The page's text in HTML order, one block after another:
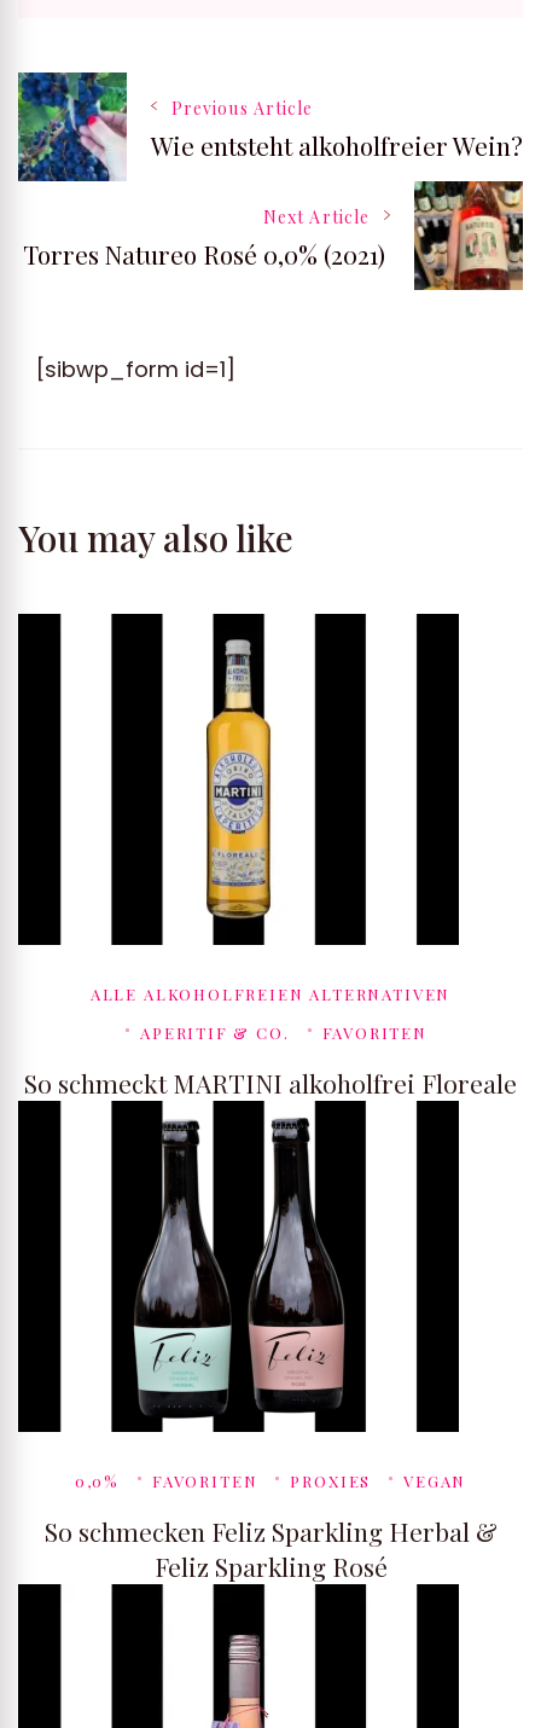
Post
Navigation
Previous Article
Wie entsteht alkoholfreier Wein?
Next Article
Torres Natureo Rosé 0,0% (2021)
[sibwp_form id=1]
You may also like
ALLE ALKOHOLFREIEN ALTERNATIVEN
APERITIF & CO.
FAVORITEN
So schmeckt MARTINI alkoholfrei Floreale
0,0% FAVORITEN PROXIES VEGAN
So schmecken Feliz Sparkling Herbal &
Feliz Sparkling Rosé